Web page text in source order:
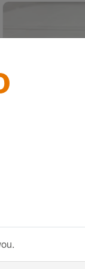
Wenn in einer
festgelegt wird,
Produkte
möglich ist. Im
bedeutete dies,